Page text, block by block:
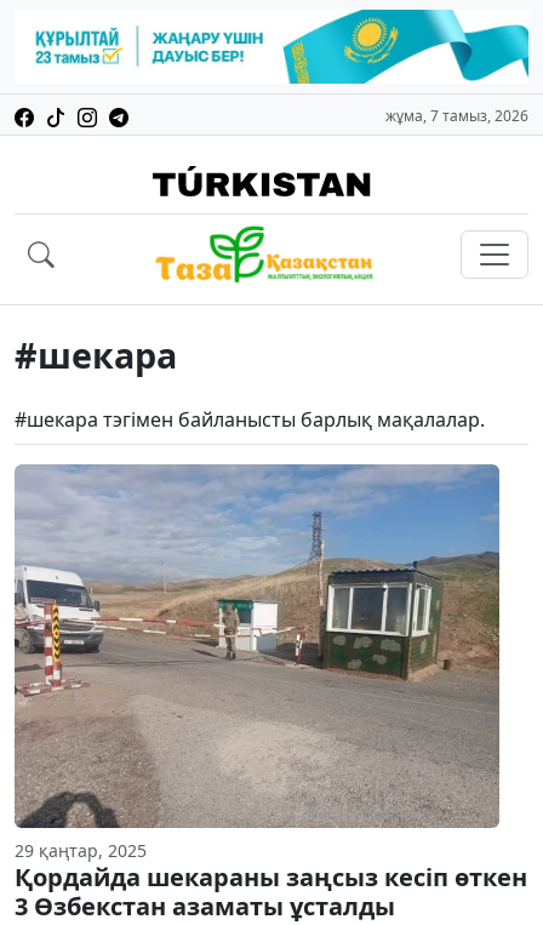
жұма, 7 тамыз, 2026
#шекара
#шекара тэгімен байланысты барлық мақалалар.
29 қаңтар, 2025
Қордайда шекараны заңсыз кесіп өткен
3 Өзбекстан азаматы ұсталды